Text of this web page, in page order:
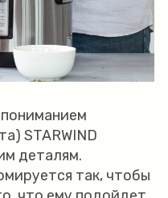
STARWIND
деталям.
так, чтобы